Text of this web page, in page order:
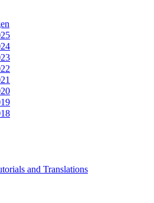
and Translations